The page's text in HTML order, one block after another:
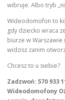
wibruje. Albo tryb
Wideodomofon to
gdy dziecko wraca
biurze w
widzisz zanim
Chcesz to u siebie?
Zadzwoń: 570 933
Wideodomofony